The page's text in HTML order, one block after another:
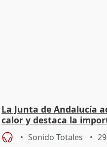
La Junta de Andalucía
calor y destaca la
Sonido Totales